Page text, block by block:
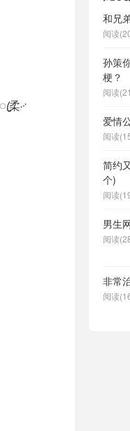
柔࿚
和兄
阅读
孙策
梗？
阅读
爱情
阅读
简约
个)
阅读
男生
阅读
非常
阅读